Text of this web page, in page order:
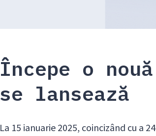
Începe o
se lansează
La 15 ianuarie 2025, coincizând cu a